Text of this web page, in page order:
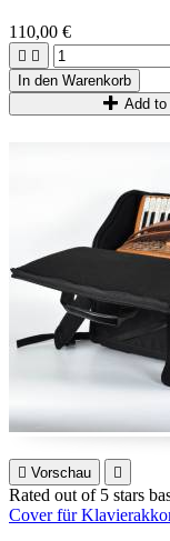
110,00 €
 
In den Warenkorb
Add to
 Vorschau 
Rated out of 5 stars
Cover für